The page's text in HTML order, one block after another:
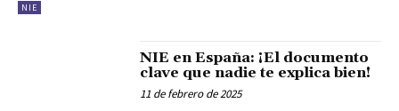
NIE
NIE en España: ¡El documento
clave que nadie te explica bien!
11 de febrero de 2025